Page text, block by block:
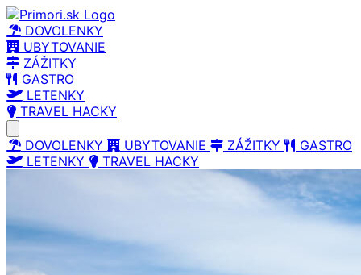
DOVOLENKY
UBYTOVANIE
ZÁŽITKY
GASTRO
LETENKY
TRAVEL HACKY
DOVOLENKY UBYTOVANIE ZÁŽITKY
GASTRO
LETENKY
TRAVEL HACKY